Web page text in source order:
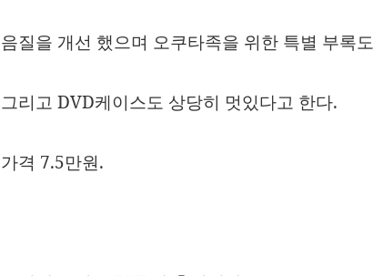
음질을 개선 했으며 오쿠타족을 위한 특별 부록
그리고 DVD케이스도 상당히 멋있다고 한다.
가격 7.5만원.